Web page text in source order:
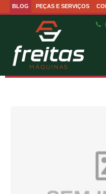
BLOG PEÇAS E SERVIÇOS